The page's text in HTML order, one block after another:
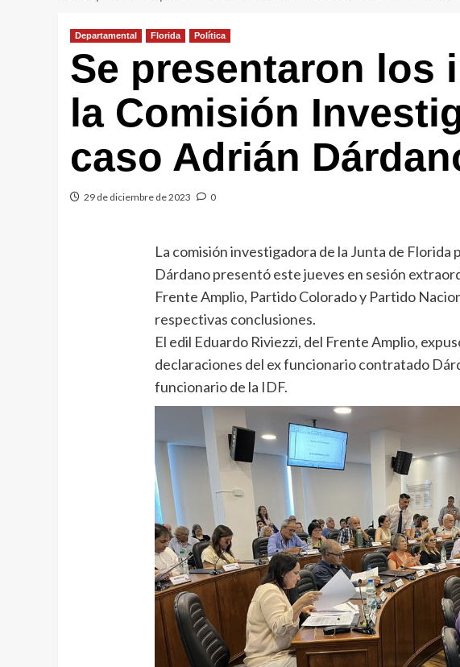
Departamental Florida Política
Se presentaron los
la Comisión
caso Adrián
29 de diciembre de 2023 0
La comisión investigadora de la Junta de Florida
Dárdano presentó este jueves en sesión
Frente Amplio, Partido Colorado y Partido
respectivas conclusiones.
El edil Eduardo Riviezzi, del Frente Amplio,
declaraciones del ex funcionario contratado
funcionario de la IDF.